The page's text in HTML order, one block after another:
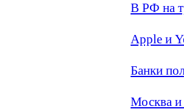
В РФ на
Apple и
Банки
Москва и